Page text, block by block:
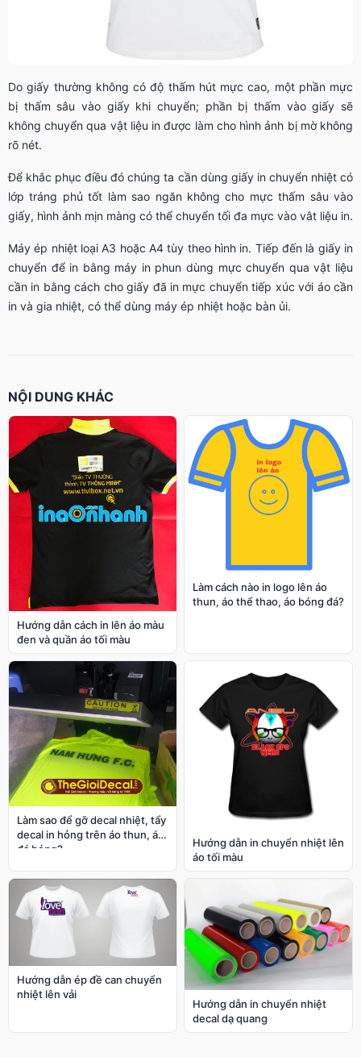
Do giấy thường không có độ thấm hút mực cao, một phần mực
bị thấm sâu vào giấy khi chuyển; phần bị thấm vào giấy sẽ
không chuyển qua vật liệu in được làm cho hình ảnh bị mờ không
rõ nét.
Để khắc phục điều đó chúng ta cần dùng giấy in chuyển nhiệt có
lớp tráng phủ tốt làm sao ngăn không cho mực thấm sâu vào
giấy, hình ảnh mịn màng có thể chuyển tối đa mực vào vât liệu in.
Máy ép nhiệt loại A3 hoặc A4 tùy theo hình in. Tiếp đến là giấy in
chuyển để in bằng máy in phun dùng mực chuyển qua vật liệu
cần in bằng cách cho giấy đã in mực chuyển tiếp xúc với áo cần
in và gia nhiệt, có thể dùng máy ép nhiệt hoặc bàn ủi.
NỘI DUNG KHÁC
Hướng dẫn cách in lên áo màu
đen và quần áo tối màu
Làm cách nào in logo lên áo
thun, áo thể thao, áo bóng đá?
Làm sao để gỡ decal nhiệt, tẩy
decal in hỏng trên áo thun, áo
đá bóng?
Hướng dẫn in chuyển nhiệt lên
áo tối màu
Hướng dẫn ép đề can chuyển
nhiệt lên vải
Hướng dẫn in chuyển nhiệt
decal dạ quang